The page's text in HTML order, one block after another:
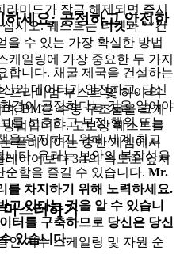
라미드가 잠금 해제되면 즉시
시오. 퀘스트는티켓과 **건
을 수 있는 가장 확실한 방법
케일링에 가장 중요한 두 가지
프리미엄 부스트 및 하이 티
, BM은 수동 구조물을 크게
법입니다. 고보상 퀘스트를
플레이어는 중반 게임에서
레이어보다 3:1의 속도로 앞서
스터하기
인 지수 스케일링 및 자원 순
세요: 공정하고 안전한
합니다. 채굴 제국을 건설하는
의 데이터가 안전하고, 당신
경이 공정하다는 것을 알아야
를 보호하고 부정 행위 또는
을 유지하기 위해 세계 최고
다. 우리는 보안의 복잡성을
함을 즐길 수 있습니다. Mr.
를 차지하기 위해 노력하세요.
고 있다는 것을 알 수 있습니
터를 구축하므로 당신은 당신
있습니다.